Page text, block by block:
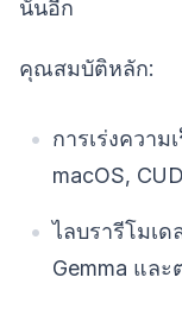
นั้นอีก
คุณสมบัติหลัก:
การเร่งควา
macOS,
ไลบรารีโมเด
Gemma แล